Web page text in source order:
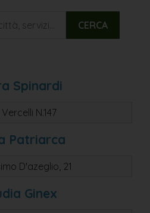
CERCA
Spinardi
N.147
Patriarca
D'azeglio, 21
Ginex